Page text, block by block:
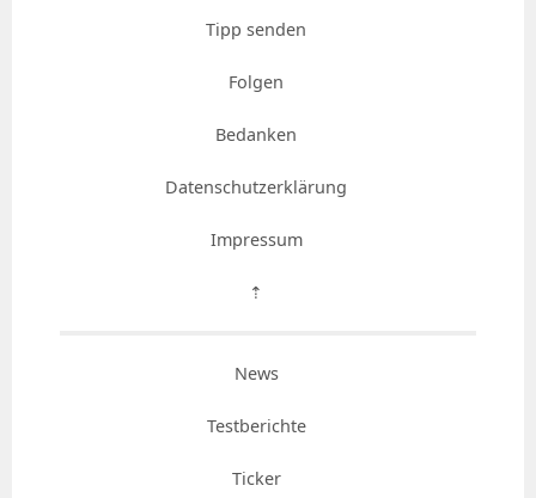
Tipp senden
Folgen
Bedanken
Datenschutzerklärung
Impressum
⇡
News
Testberichte
Ticker